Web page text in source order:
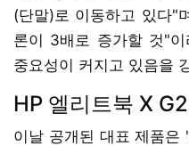
(단말)로 이동하고 있다"
론이 3배로 증가할 것"
중요성이 커지고 있음을
HP 엘리트북 X
이날 공개된 대표 제품은